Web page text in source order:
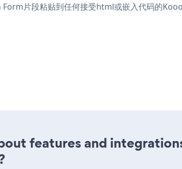
片段粘贴到任何接受html或嵌入代码的
features and